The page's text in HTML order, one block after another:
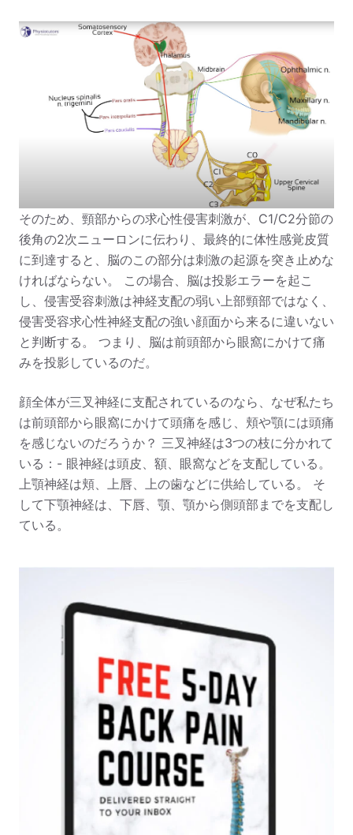
そのため、頸部からの求心性侵害刺激が、C1/C2分節の
後角の2次ニューロンに伝わり、最終的に体性感覚皮質
に到達すると、脳のこの部分は刺激の起源を突き止めな
ければならない。 この場合、脳は投影エラーを起こ
し、侵害受容刺激は神経支配の弱い上部頸部ではなく、
侵害受容求心性神経支配の強い顔面から来るに違いない
と判断する。 つまり、脳は前頭部から眼窩にかけて痛
みを投影しているのだ。
顔全体が三叉神経に支配されているのなら、なぜ私たち
は前頭部から眼窩にかけて頭痛を感じ、頬や顎には頭痛
を感じないのだろうか？ 三叉神経は3つの枝に分かれて
いる： - 眼神経は頭皮、額、眼窩などを支配している。
上顎神経は頬、上唇、上の歯などに供給している。 そ
して下顎神経は、下唇、顎、顎から側頭部までを支配し
ている。